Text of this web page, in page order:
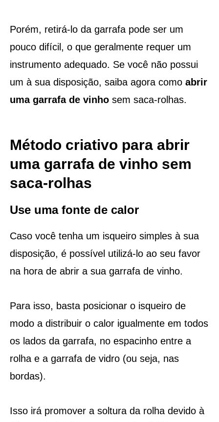
Porém, retirá-lo da garrafa pode ser um
pouco difícil, o que geralmente requer um
instrumento adequado. Se você não possui
um à sua disposição, saiba agora comoabrir
uma garrafa de vinho sem saca-rolhas.
Método criativo para abrir
uma garrafa de vinho sem
saca-rolhas
Use uma fonte de calor
Caso você tenha um isqueiro simples à sua
disposição, é possível utilizá-lo ao seu favor
na hora de abrir a sua garrafa de vinho.
Para isso, basta posicionar o isqueiro de
modo a distribuir o calor igualmente em todos
os lados da garrafa, no espacinho entre a
rolha e a garrafa de vidro (ou seja, nas
bordas).
Isso irá promover a soltura da rolha devido à